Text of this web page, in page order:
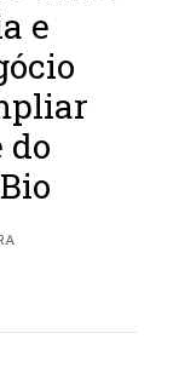
e
do